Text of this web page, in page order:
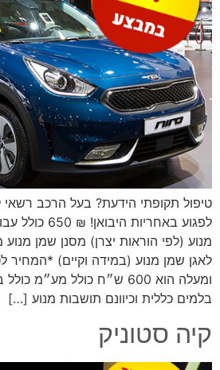
טיפול תקופתי הידעת? בעל הרכב רשאי
לפגוע
מנוע (לפי הוראות יצרן) מסנן שמן
ומעלה הוא 600 ש״ח כולל
בלמים כללית וכיוונם תושבות מנוע […]
קיה סטוניק